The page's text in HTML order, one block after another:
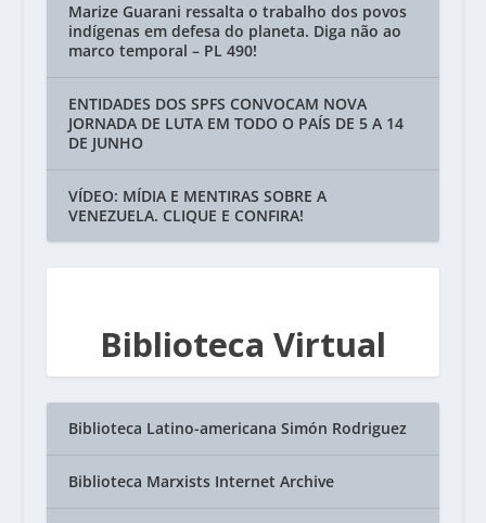
Marize Guarani ressalta o trabalho dos povos
indígenas em defesa do planeta. Diga não ao
marco temporal – PL 490!
ENTIDADES DOS SPFS CONVOCAM NOVA
JORNADA DE LUTA EM TODO O PAÍS DE 5 A 14
DE JUNHO
VÍDEO: MÍDIA E MENTIRAS SOBRE A
VENEZUELA. CLIQUE E CONFIRA!
Biblioteca Virtual
Biblioteca Latino-americana Simón Rodriguez
Biblioteca Marxists Internet Archive